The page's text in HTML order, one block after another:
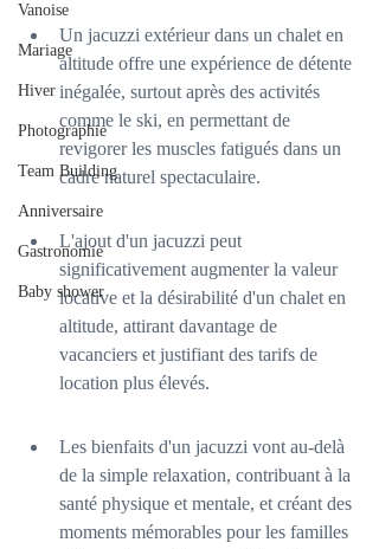
Vanoise
Mariage
Hiver
Photographie
Team Building
Anniversaire
Gastronomie
Baby shower
Un jacuzzi extérieur dans un chalet en
altitude offre une expérience de détente
inégalée, surtout après des activités
comme le ski, en permettant de
revigorer les muscles fatigués dans un
cadre naturel spectaculaire.
L'ajout d'un jacuzzi peut
significativement augmenter la valeur
locative et la désirabilité d'un chalet en
altitude, attirant davantage de
vacanciers et justifiant des tarifs de
location plus élevés.
Les bienfaits d'un jacuzzi vont au-delà
de la simple relaxation, contribuant à la
santé physique et mentale, et créant des
moments mémorables pour les familles